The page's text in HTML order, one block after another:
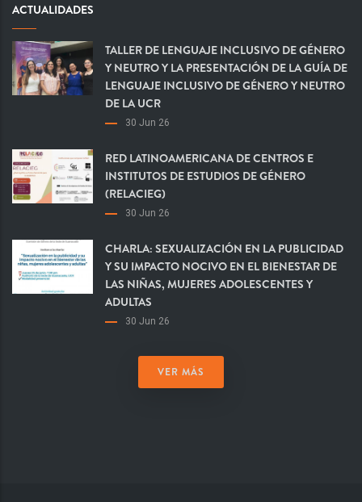
ACTUALIDADES
TALLER DE LENGUAJE INCLUSIVO DE GÉNERO
Y NEUTRO Y LA PRESENTACIÓN DE LA GUÍA DE
LENGUAJE INCLUSIVO DE GÉNERO Y NEUTRO
DE LA UCR
30 Jun 26
RED LATINOAMERICANA DE CENTROS E
INSTITUTOS DE ESTUDIOS DE GÉNERO
(RELACIEG)
30 Jun 26
CHARLA: SEXUALIZACIÓN EN LA PUBLICIDAD
Y SU IMPACTO NOCIVO EN EL BIENESTAR DE
LAS NIÑAS, MUJERES ADOLESCENTES Y
ADULTAS
30 Jun 26
VER MÁS